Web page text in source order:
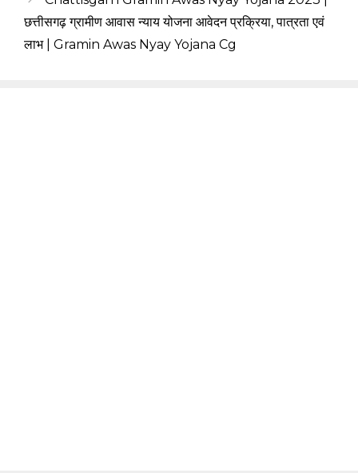
छत्तीसगढ़ ग्रामीण आवास न्याय योजना आवेदन प्रक्रिया, पात्रता एवं
लाभ | Gramin Awas Nyay Yojana Cg